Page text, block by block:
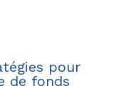
pour
de fonds